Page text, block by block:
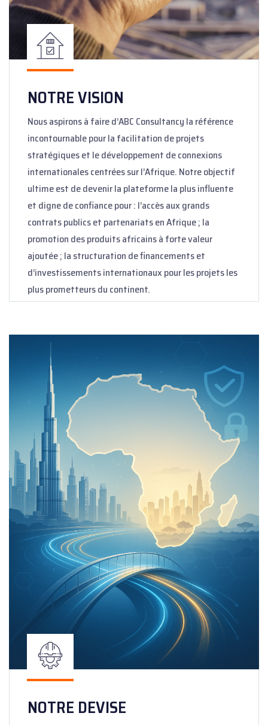
NOTRE VISION
Nous aspirons à faire d’ABC Consultancy la référence
incontournable pour la facilitation de projets
stratégiques et le développement de connexions
internationales centrées sur l’Afrique. Notre objectif
ultime est de devenir la plateforme la plus influente
et digne de confiance pour : l’accès aux grands
contrats publics et partenariats en Afrique ; la
promotion des produits africains à forte valeur
ajoutée ; la structuration de financements et
d’investissements internationaux pour les projets les
plus prometteurs du continent.
NOTRE DEVISE